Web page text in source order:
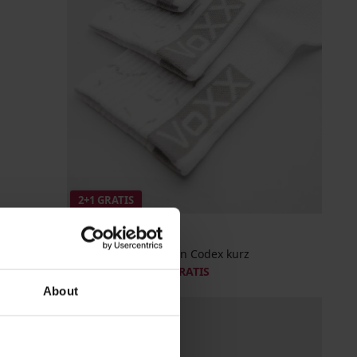
About
2+1 GRATIS
3er-PACK Sportsocken Codex kurz
18,99 €Aktion 2+1 GRATIS